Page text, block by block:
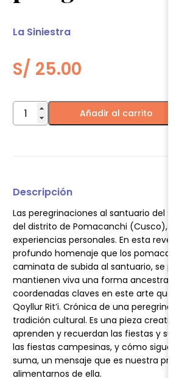
La Siniestra
S/ 25.00
Qoyllur
Rit’i.
Crónica
cantidad
Añadir al carrito
Descripción
Las peregrinaciones al santuario del
del distrito de Pomacanchi (Cusco),
experiencias personales. En esta
profundo homenaje que los
caminata de subida al santuario, se
mantienen viva una forma ancestral
coordenadas claves en este arte que
Qoyllur Rit’i. Crónica de una
tradición cultural. Es una pieza
aprenden y recuerdan las fiestas y sus
las fiestas campesinas, y cómo siguen
suma, un mensaje que es nuestra
alimentarnos de ella.